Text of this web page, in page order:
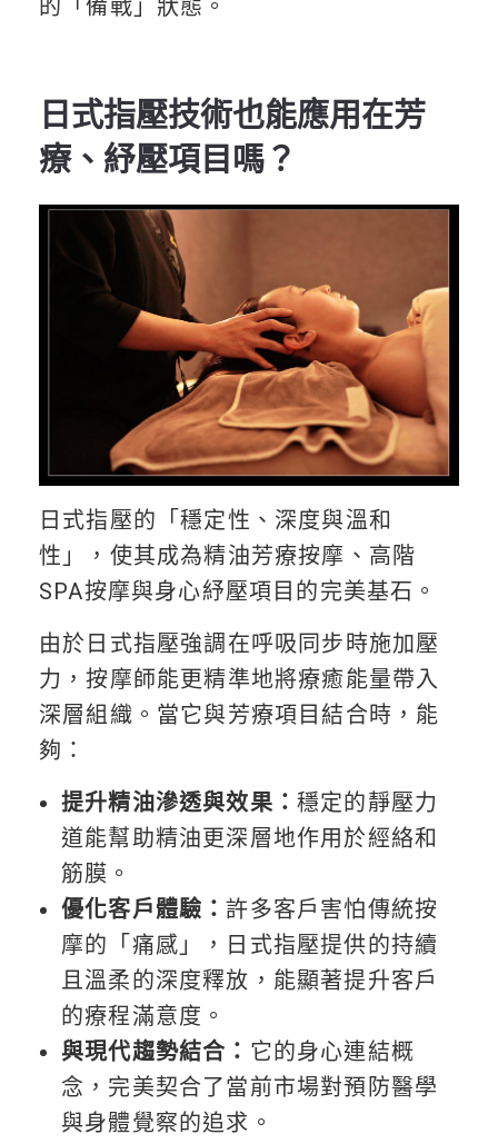
的「備戰」狀態。
日式指壓技術也能應用在芳
療、紓壓項目嗎？
日式指壓的「穩定性、深度與溫和
性」，使其成為精油芳療按摩、高階
SPA按摩與身心紓壓項目的完美基石。
由於日式指壓強調在呼吸同步時施加壓
力，按摩師能更精準地將療癒能量帶入
深層組織。當它與芳療項目結合時，能
夠：
提升精油滲透與效果： 穩定的靜壓力
道能幫助精油更深層地作用於經絡和
筋膜。
優化客戶體驗：許多客戶害怕傳統按
摩的「痛感」，日式指壓提供的持續
且溫柔的深度釋放，能顯著提升客戶
的療程滿意度。
與現代趨勢結合： 它的身心連結概
念，完美契合了當前市場對預防醫學
與身體覺察的追求。